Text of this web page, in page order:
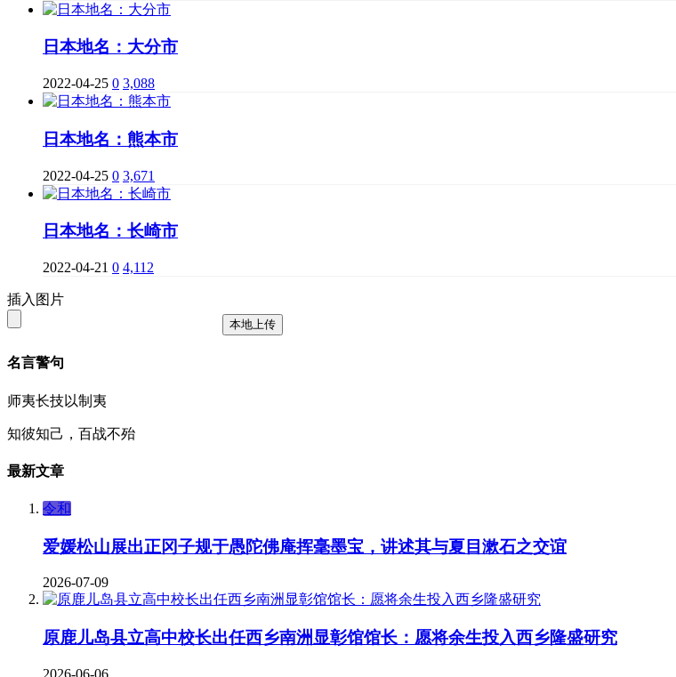
日本地名：大分市
2022-04-25 0 3,088
日本地名：熊本市
2022-04-25 0 3,671
日本地名：长崎市
2022-04-21 0 4,112
插入图片
本地上传
名言警句
师夷长技以制夷
知彼知己，百战不殆
最新文章
令和
爱媛松山展出正冈子规于愚陀佛庵挥毫墨宝，讲述其与夏目漱石之交谊
2026-07-09
原鹿儿岛县立高中校长出任西乡南洲显彰馆馆长：愿将余生投入西乡隆盛研究
2026-06-06